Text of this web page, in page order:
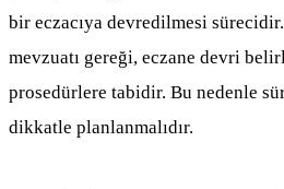
bir eczacıya devredilmesi
mevzuatı gereği, eczane devri
prosedürlere tabidir. Bu nedenle
dikkatle planlanmalıdır.